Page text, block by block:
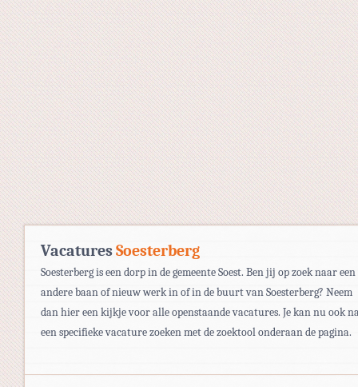
VacaturesSoesterberg
Soesterberg is een dorp in de gemeente Soest. Ben jij op zoek naar een
andere baan of nieuw werk in of in de buurt van Soesterberg? Neem
dan hier een kijkje voor alle openstaande vacatures. Je kan nu ook
een specifieke vacature zoeken met de zoektool onderaan de pagina.